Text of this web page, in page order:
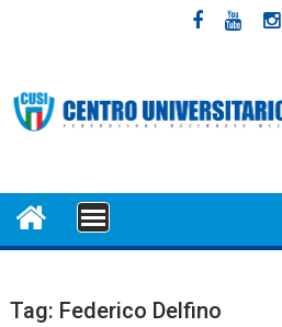
MENU
Tag: Federico Delfino